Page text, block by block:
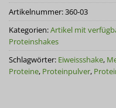
Artikelnummer:360-03
Kategorien:Artikel mit
Proteinshakes
Schlagwörter: Eiweissshake,
Proteine, Proteinpulver,